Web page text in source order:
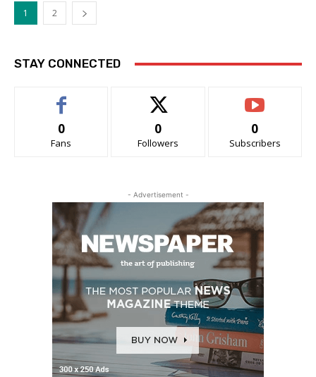
1 2
STAY CONNECTED
0
Fans
0
Followers
0
Subscribers
- Advertisement -